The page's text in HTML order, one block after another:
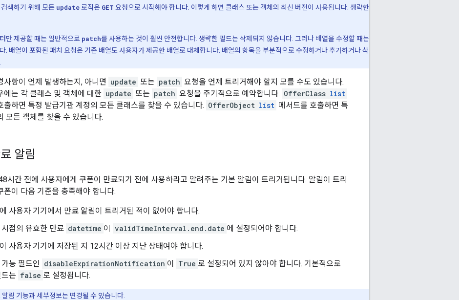
색하기 위해 모든 update로직은 GET 요청으로 시작해야 합니다. 이렇게 하면 클래스 또는 객체의 최신 버전이 사용됩니다. 생략한
만 제공할 때는 일반적으로 patch를 사용하는 것이 훨씬 안전합니다. 생략한 필드는 삭제되지 않습니다. 그러나 배열을 수정할 때는
. 배열이 포함된 패치 요청은 기존 배열도 사용자가 제공한 배열로 대체합니다. 배열의 항목을 부분적으로 수정하거나 추가하거나 삭
사항이 언제 발생하는지, 아니면 update 또는 patch 요청을 언제 트리거해야 할지 모를 수도 있습니다.
에는 각 클래스 및 객체에 대한 update 또는 patch 요청을 주기적으로 예약합니다. OfferClass list
출하면 특정 발급기관 계정의 모든 클래스를 찾을 수 있습니다. OfferObject list 메서드를 호출하면 특
모든 객체를 찾을 수 있습니다.
알림
시간 전에 사용자에게 쿠폰이 만료되기 전에 사용하라고 알려주는 기본 알림이 트리거됩니다. 알림이 트리
폰이 다음 기준을 충족해야 합니다.
사용자 기기에서 만료 알림이 트리거된 적이 없어야 합니다.
시점의 유효한 만료 datetime 이 validTimeInterval.end.date 에 설정되어야 합니다.
사용자 기기에 저장된 지 12시간 이상 지난 상태여야 합니다.
능 필드인 disableExpirationNotification 이 True 로 설정되어 있지 않아야 합니다. 기본적으로
는 false 로 설정됩니다.
알림 기능과 세부정보는 변경될 수 있습니다.